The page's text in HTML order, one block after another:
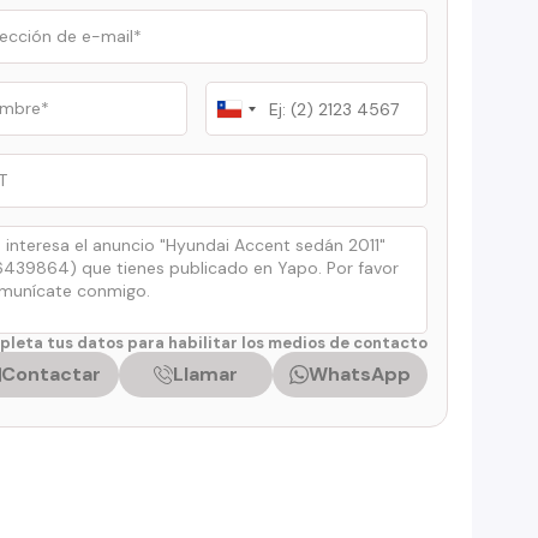
Chile
+56
tus datos para habilitar los medios de contacto
Contactar Llamar WhatsApp